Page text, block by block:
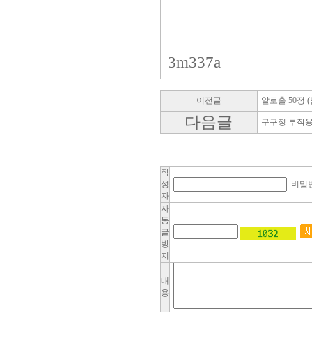
3m337a
이전글 알로홀 50정
다음글 구구정 부작
작
성
자
비밀
자
동
글
방
지
내
용